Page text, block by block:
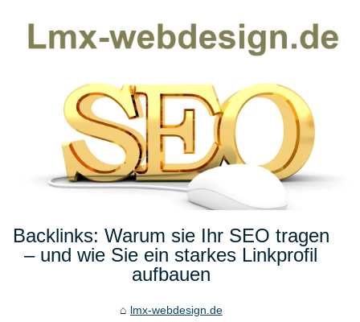
Backlinks: Warum sie Ihr SEO tragen
– und wie Sie ein starkes Linkprofil
aufbauen
lmx-webdesign.de